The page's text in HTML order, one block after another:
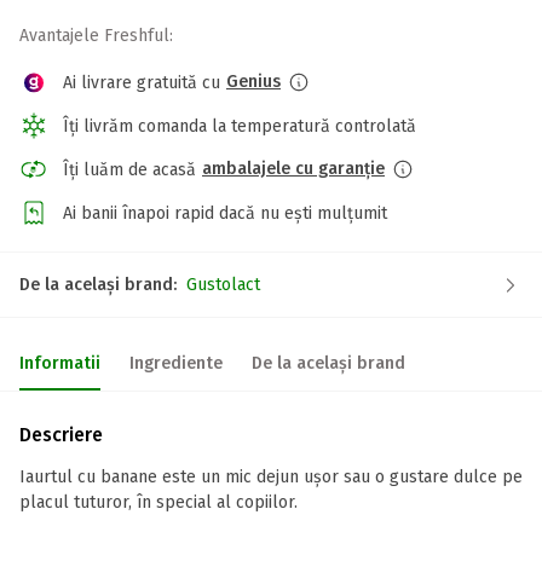
Avantajele Freshful:
Ai livrare gratuită cu Genius
Îți livrăm comanda la temperatură controlată
Îți luăm de acasă ambalajele cu garanție
Ai banii înapoi rapid dacă nu ești mulțumit
De la același brand: Gustolact
Informatii Ingrediente De la același brand
Descriere
Iaurtul cu banane este un mic dejun ușor sau o gustare dulce pe
placul tuturor, în special al copiilor.